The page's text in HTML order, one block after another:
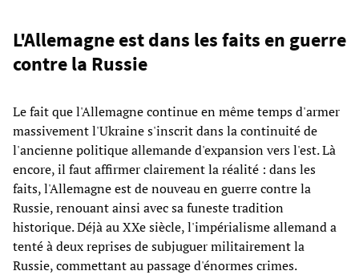
L'Allemagne est dans les faits en guerre
contre la Russie
Le fait que l'Allemagne continue en même temps d'armer
massivement l'Ukraine s'inscrit dans la continuité de
l'ancienne politique allemande d'expansion vers l'est. Là
encore, il faut affirmer clairement la réalité : dans les
faits, l'Allemagne est de nouveau en guerre contre la
Russie, renouant ainsi avec sa funeste tradition
historique. Déjà au XXe siècle, l'impérialisme allemand a
tenté à deux reprises de subjuguer militairement la
Russie, commettant au passage d'énormes crimes.